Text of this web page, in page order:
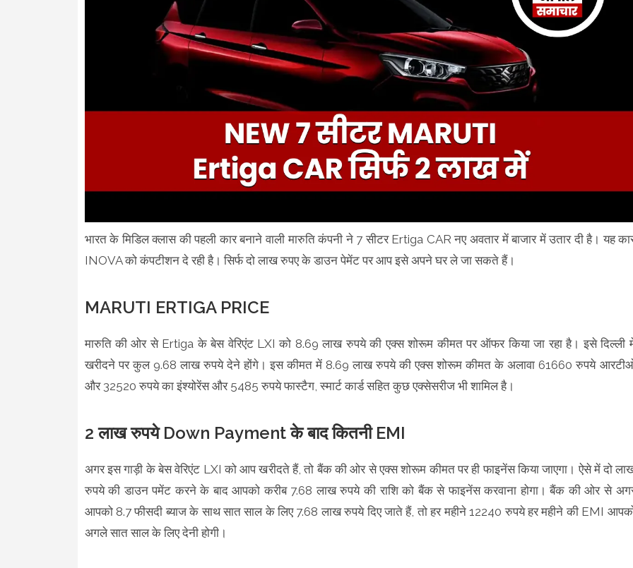
भारत के मिडिल क्लास की पहली कार बनाने वाली मारुति कंपनी ने 7 सीटर Ertiga CAR नए अवतार में बाजार में उतार दी है। यह
INOVA को कंपटीशन दे रही है। सिर्फ दो लाख रुपए के डाउन पेमेंट पर आप इसे अपने घर ले जा सकते हैं।
MARUTI ERTIGA PRICE
मारुति की ओर से Ertiga के बेस वेरिएंट LXI को 8.69 लाख रुपये की एक्‍स शोरूम कीमत पर ऑफर किया जा रहा है। इसे दिल्‍ली
खरीदने पर कुल 9.68 लाख रुपये देने होंगे। इस कीमत में 8.69 लाख रुपये की एक्‍स शोरूम कीमत के अलावा 61660 रुपये
और 32520 रुपये का इंश्‍योरेंस और 5485 रुपये फास्‍टैग, स्‍मार्ट कार्ड सहित कुछ एक्‍सेसरीज भी शामिल है।
2 लाख रुपये Down Payment के बाद कितनी EMI
अगर इस गाड़ी के बेस वेरिएंट LXI को आप खरीदते हैं, तो बैंक की ओर से एक्‍स शोरूम कीमत पर ही फाइनेंस किया जाएगा। ऐसे में दो
रुपये की डाउन पमेंट करने के बाद आपको करीब 7.68 लाख रुपये की राशि को बैंक से फाइनेंस करवाना होगा। बैंक की ओर से
आपको 8.7 फीसदी ब्‍याज के साथ सात साल के लिए 7.68 लाख रुपये दिए जाते हैं, तो हर महीने 12240 रुपये हर महीने की EMI
अगले सात साल के लिए देनी होगी।